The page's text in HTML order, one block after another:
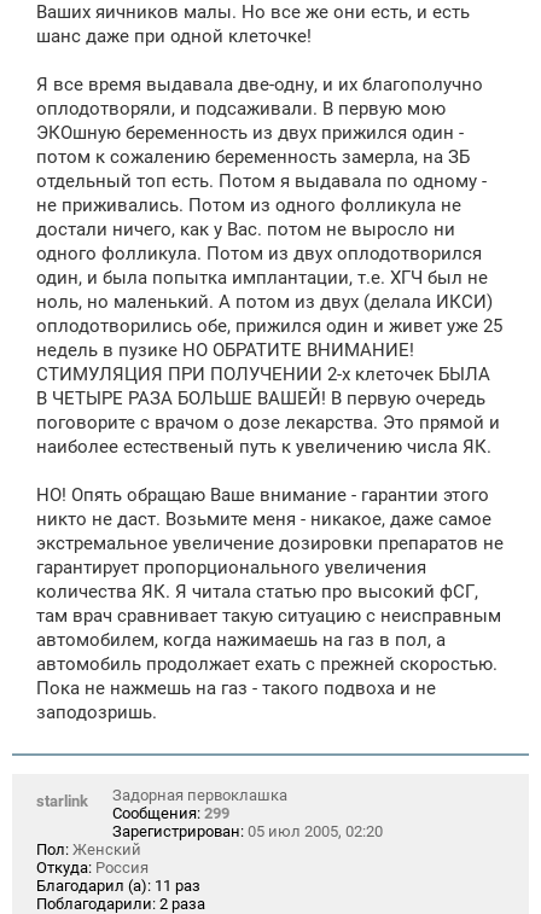
Ваших яичников малы. Но все же они есть, и есть
шанс даже при одной клеточке!
Я все время выдавала две-одну, и их благополучно
оплодотворяли, и подсаживали. В первую мою
ЭКОшную беременность из двух прижился один -
потом к сожалению беременность замерла, на ЗБ
отдельный топ есть. Потом я выдавала по одному -
не приживались. Потом из одного фолликула не
достали ничего, как у Вас. потом не выросло ни
одного фолликула. Потом из двух оплодотворился
один, и была попытка имплантации, т.е. ХГЧ был не
ноль, но маленький. А потом из двух (делала ИКСИ)
оплодотворились обе, прижился один и живет уже 25
недель в пузике НО ОБРАТИТЕ ВНИМАНИЕ!
СТИМУЛЯЦИЯ ПРИ ПОЛУЧЕНИИ 2-х клеточек БЫЛА
В ЧЕТЫРЕ РАЗА БОЛЬШЕ ВАШЕЙ! В первую очередь
поговорите с врачом о дозе лекарства. Это прямой и
наиболее естественый путь к увеличению числа ЯК.
НО! Опять обращаю Ваше внимание - гарантии этого
никто не даст. Возьмите меня - никакое, даже самое
экстремальное увеличение дозировки препаратов не
гарантирует пропорционального увеличения
количества ЯК. Я читала статью про высокий фСГ,
там врач сравнивает такую ситуацию с неисправным
автомобилем, когда нажимаешь на газ в пол, а
автомобиль продолжает ехать с прежней скоростью.
Пока не нажмешь на газ - такого подвоха и не
заподозришь.
starlink
Задорная первоклашка
Сообщения: 299
Зарегистрирован: 05 июл 2005, 02:20
Пол: Женский
Откуда: Россия
Благодарил (а): 11 раз
Поблагодарили: 2 раза